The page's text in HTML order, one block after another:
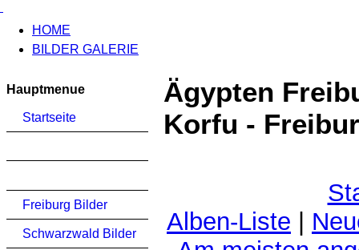
HOME
BILDER GALERIE
Hauptmenue
Startseite
Freiburg Bilder
Schwarzwald Bilder
Ägypten
Korfu -
Alben-Liste